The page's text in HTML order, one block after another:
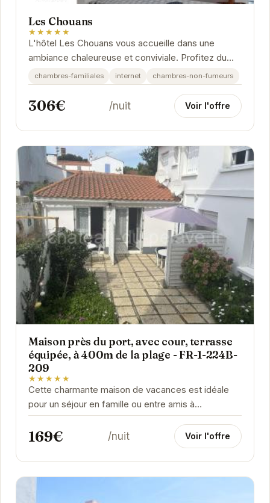
Les Chouans
★★★★★
L'hôtel Les Chouans vous accueille dans une
ambiance chaleureuse et conviviale. Profitez du
calme et de la tranquillité de cet établissement...
chambres-familiales internet chambres-non-fumeurs
306€ /nuit Voir l'offre
Maison près du port, avec cour, terrasse
équipée, à 400m de la plage - FR-1-224B-
209
★★★★★
Cette charmante maison de vacances est idéale
pour un séjour en famille ou entre amis à
Noirmoutier-en-l'Île. Située à proximité du port et
à...
169€ /nuit Voir l'offre